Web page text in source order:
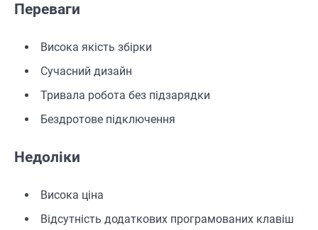
Переваги
Висока якість збірки
Сучасний дизайн
Тривала робота без підзарядки
Бездротове підключення
Недоліки
Висока ціна
Відсутність додаткових програмованих клавіш